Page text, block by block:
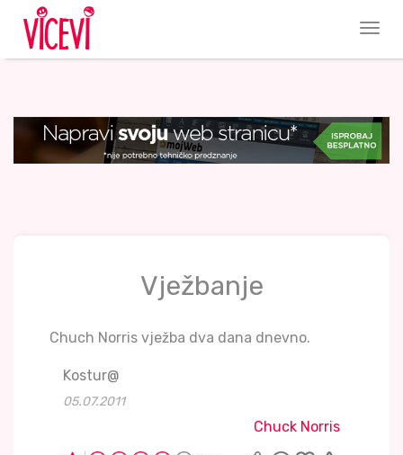
Vježbanje
Chuch Norris vježba dva dana dnevno.
Kostur@
05.07.2011
Chuck Norris